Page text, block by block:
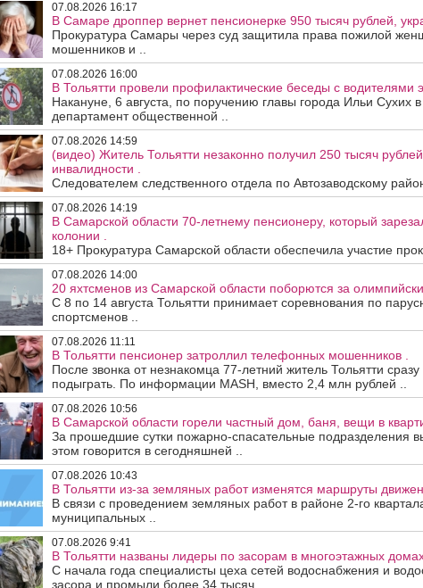
07.08.2026 16:17
В Самаре дроппер вернет пенсионерке 950 тысяч рублей,
Прокуратура Самары через суд защитила права пожилой
мошенников и ..
07.08.2026 16:00
В Тольятти провели профилактические беседы с водителями
Накануне, 6 августа, по поручению главы города Ильи Сухих
департамент общественной ..
07.08.2026 14:59
(видео) Житель Тольятти незаконно получил 250 тысяч
инвалидности .
Следователем следственного отдела по Автозаводскому
07.08.2026 14:19
В Самарской области 70-летнему пенсионеру, который
колонии .
18+ Прокуратура Самарской области обеспечила участие
07.08.2026 14:00
20 яхтсменов из Самарской области поборются за
С 8 по 14 августа Тольятти принимает соревнования по
спортсменов ..
07.08.2026 11:11
В Тольятти пенсионер затроллил телефонных мошенников .
После звонка от незнакомца 77-летний житель Тольятти
подыграть. По информации MASH, вместо 2,4 млн рублей ..
07.08.2026 10:56
В Самарской области горели частный дом, баня, вещи в
За прошедшие сутки пожарно-спасательные подразделения
этом говорится в сегодняшней ..
07.08.2026 10:43
В Тольятти из-за земляных работ изменятся маршруты
В связи с проведением земляных работ в районе 2-го
муниципальных ..
07.08.2026 9:41
В Тольятти названы лидеры по засорам в многоэтажных
С начала года специалисты цеха сетей водоснабжения и
засора и промыли более 34 тысяч ..